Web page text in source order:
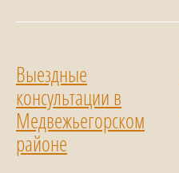
Выездные
консультации в
Медвежьегорском
районе